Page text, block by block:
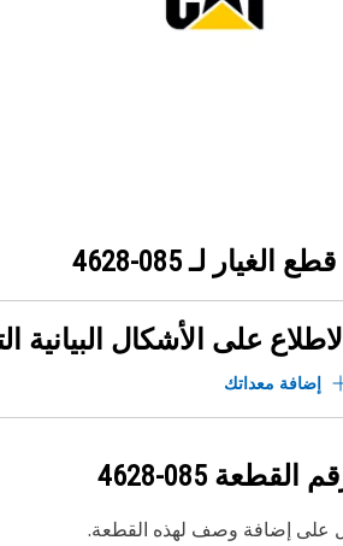
الغيار لـ085-4628
الاطلاع على الأشكال البيانية
إضافة معداتك
القطعة 085-4628
على إضافة وصف لهذه القطعة.